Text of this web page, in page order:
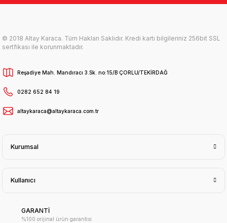
© 2018 Altay Karaca. Tüm Hakları Saklıdır. Kredi kartı bilgileriniz 256bit SSL
sertfikası ile korunmaktadır.
Reşadiye Mah. Mandıracı 3.Sk. no:15/B ÇORLU/TEKİRDAĞ
0282 652 84 19
altaykaraca@altaykaraca.com.tr
Kurumsal
Kullanıcı
GARANTİ
%100 orijinal ürün garantisi